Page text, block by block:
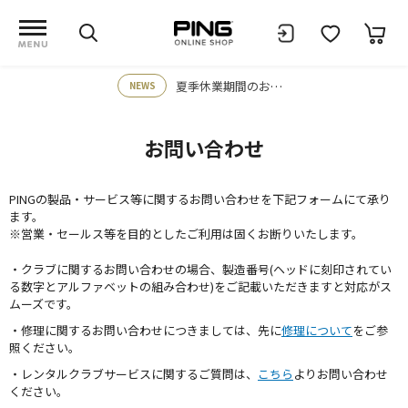
NEWS 夏季休業期間のお知らせ
お問い合わせ
PINGの製品・サービス等に関するお問い合わせを下記フォームにて承り
ます。
※営業・セールス等を目的としたご利用は固くお断りいたします。
・クラブに関するお問い合わせの場合、製造番号(ヘッドに刻印されてい
る数字とアルファベットの組み合わせ)をご記載いただきますと対応がス
ムーズです。
・修理に関するお問い合わせにつきましては、先に修理についてをご参
照ください。
・レンタルクラブサービスに関するご質問は、 こちら よりお問い合わせ
ください。